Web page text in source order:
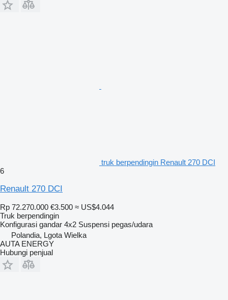
truk berpendingin Renault 270 DCI
6
Renault 270 DCI
Rp 72.270.000 €3.500 ≈ US$4.044
Truk berpendingin
Konfigurasi gandar 4x2 Suspensi pegas/udara
Polandia, Lgota Wielka
AUTA ENERGY
Hubungi penjual